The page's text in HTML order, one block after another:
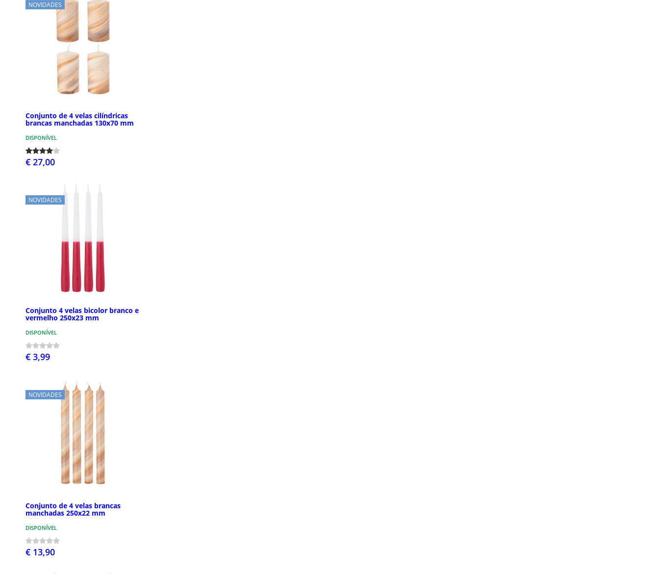
NOVIDADES
Conjunto de 4 velas cilíndricas
brancas manchadas 130x70 mm
DISPONÍVEL
€ 27,00
NOVIDADES
Conjunto 4 velas bicolor branco e
vermelho 250x23 mm
DISPONÍVEL
€ 3,99
NOVIDADES
Conjunto de 4 velas brancas
manchadas 250x22 mm
DISPONÍVEL
€ 13,90